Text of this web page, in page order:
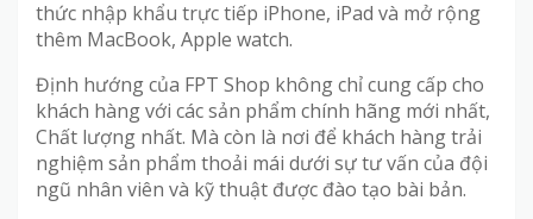
thức nhập khẩu trực tiếp iPhone, iPad và mở rộng
thêm MacBook, Apple watch.
Định hướng của FPT Shop không chỉ cung cấp cho
khách hàng với các sản phẩm chính hãng mới nhất,
Chất lượng nhất. Mà còn là nơi để khách hàng trải
nghiệm sản phẩm thoải mái dưới sự tư vấn của đội
ngũ nhân viên và kỹ thuật được đào tạo bài bản.